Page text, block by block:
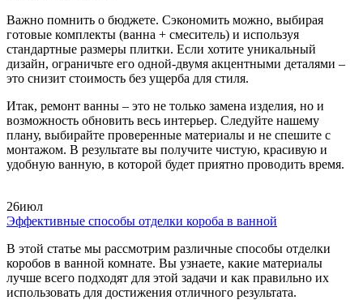
Важно помнить о бюджете. Сэкономить можно, выбирая
готовые комплекты (ванна + смеситель) и используя
стандартные размеры плитки. Если хотите уникальный
дизайн, ограничьте его одной-двумя акцентными деталями –
это снизит стоимость без ущерба для стиля.
Итак, ремонт ванны – это не только замена изделия, но и
возможность обновить весь интерьер. Следуйте нашему
плану, выбирайте проверенные материалы и не спешите с
монтажом. В результате вы получите чистую, красивую и
удобную ванную, в которой будет приятно проводить время.
26июл
Эффективные способы отделки короба в ванной
В этой статье мы рассмотрим различные способы отделки
коробов в ванной комнате. Вы узнаете, какие материалы
лучше всего подходят для этой задачи и как правильно их
использовать для достижения отличного результата.